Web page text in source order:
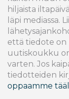
hiljaista
läpi mediassa.
että tiedote on
uutiskoukku
varten. Jos
tiedotteiden
oppaamme